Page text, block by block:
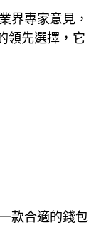
界專家意見，
領先選擇，它
款合適的錢包